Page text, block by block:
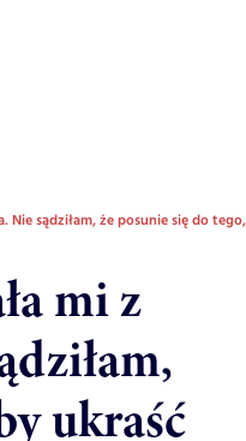
Nie sądziłam, że posunie się do
mi z
ukraść